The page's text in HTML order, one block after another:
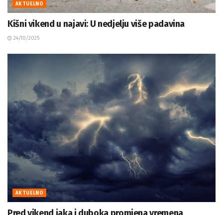
AKTUELNO
Kišni vikend u najavi: U nedjelju više padavina
24/10/2025
AKTUELNO